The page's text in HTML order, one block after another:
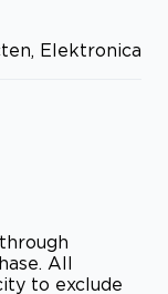
Elektronica
All
to exclude